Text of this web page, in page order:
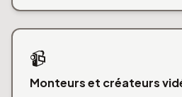
📹
Monteurs et créateurs